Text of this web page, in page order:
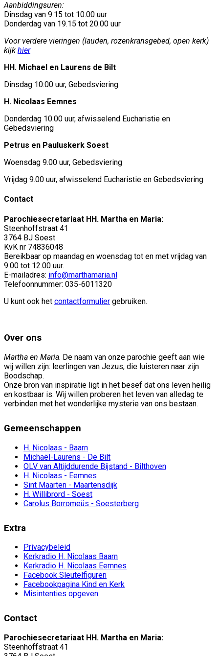
Aanbiddingsuren:
Dinsdag van 9.15 tot 10.00 uur
Donderdag van 19.15 tot 20.00 uur
Voor verdere vieringen (lauden, rozenkransgebed, open kerk)
kijk hier
HH. Michael en Laurens de Bilt
Dinsdag 10:00 uur, Gebedsviering
H. Nicolaas Eemnes
Donderdag 10.00 uur, afwisselend Eucharistie en
Gebedsviering
Petrus en Pauluskerk Soest
Woensdag 9.00 uur, Gebedsviering
Vrijdag 9.00 uur, afwisselend Eucharistie en Gebedsviering
Contact
Parochiesecretariaat HH. Martha en Maria:
Steenhoffstraat 41
3764 BJ Soest
KvK nr 74836048
Bereikbaar op maandag en woensdag tot en met vrijdag van
9.00 tot 12.00 uur.
E-mailadres: info@marthamaria.nl
Telefoonnummer: 035-6011320
U kunt ook het contactformulier gebruiken.
Over ons
Martha en Maria. De naam van onze parochie geeft aan wie
wij willen zijn: leerlingen van Jezus, die luisteren naar zijn
Boodschap.
Onze bron van inspiratie ligt in het besef dat ons leven heilig
en kostbaar is. Wij willen proberen het leven van alledag te
verbinden met het wonderlijke mysterie van ons bestaan.
Gemeenschappen
H. Nicolaas - Baarn
Michaël-Laurens - De Bilt
OLV van Altijddurende Bijstand - Bilthoven
H. Nicolaas - Eemnes
Sint Maarten - Maartensdijk
H. Willibrord - Soest
Carolus Borromeüs - Soesterberg
Extra
Privacybeleid
Kerkradio H. Nicolaas Baarn
Kerkradio H. Nicolaas Eemnes
Facebook Sleutelfiguren
Facebookpagina Kind en Kerk
Misintenties opgeven
Contact
Parochiesecretariaat HH. Martha en Maria:
Steenhoffstraat 41